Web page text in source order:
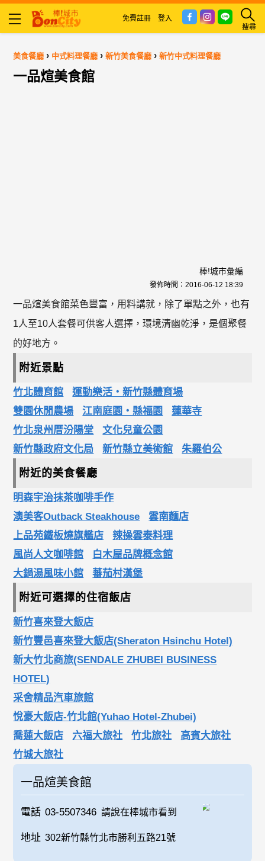
搜尋
免費註冊 登入
美食餐廳 › 中式料理餐廳 ›新竹美食餐廳 ›新竹中式料理餐廳
一品煊美食館
棒!城市彙編
發佈時間： 2016-06-12 18:39
一品煊美食館菜色豐富，用料講就，除了單點之外，也有
1人至10人套餐可供客人選擇，環境清幽乾淨，是個聚餐
的好地方。
附近景點
竹北體育館
運動樂活‧新竹縣體育場
雙園休閒農場
江南庭園‧縣福園
蓮華寺
竹北泉州厝汾陽堂
文化兒童公園
新竹縣政府文化局
新竹縣立美術館 朱羅伯公
附近的美食餐廳
明森宇治抹茶咖啡手作
澳美客Outback Steakhouse
雲南麵店
上品苑鐵板燒旗艦店
辣操雲泰料理
風尚人文咖啡館
白木屋品牌概念館
大鍋湯風味小館
蕃茄村漢堡
附近可選擇的住宿飯店
新竹喜來登大飯店
新竹豐邑喜來登大飯店(Sheraton Hsinchu Hotel)
新大竹北商旅(SENDALE ZHUBEI BUSINESS
HOTEL)
采舍精品汽車旅館
悅豪大飯店-竹北館(Yuhao Hotel-Zhubei)
喬蓮大飯店
六福大旅社 竹北旅社
高賓大旅社
竹城大旅社
一品煊美食館
電話 03-5507346 請說在棒城市看到
地址 302新竹縣竹北市勝利五路21號